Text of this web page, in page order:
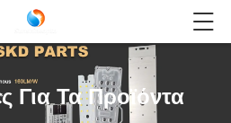
Για Τα Προϊόντα